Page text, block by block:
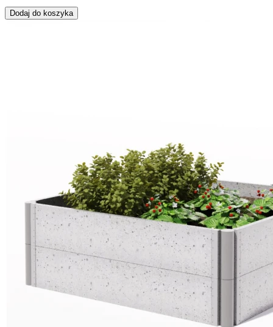
Dodaj do koszyka